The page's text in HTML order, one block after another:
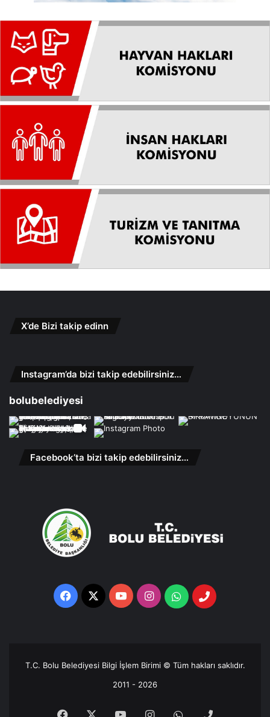
X’de Bizi takip edinn
Instagram’da bizi takip edebilirsiniz…
bolubelediyesi
Facebook’ta bizi takip edebilirsiniz…
Facebook
X YouTubeInstagramWhatsappTelefon
T.C. Bolu Belediyesi Bilgi İşlem Birimi © Tüm hakları saklıdır.
2011 - 2026
Facebook YouTubeInstagramWhatsappTelefon